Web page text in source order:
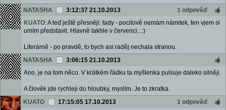
NATASHA
3:12:37 21.10.2013
1 odpověď
KUATO: A teď ještě přesněji: tady - pocitově nemám námitek, ten vjem si
umím představit. Hlavně takhle v červenci...:)
Literárně - po pravdě, to bych asi raděj nechala stranou.
NATASHA
3:06:15 21.10.2013
Ano, je na tom něco. V krátkém řádku ta myšlenka pulsuje daleko silněji.
A člověk jde rychleji do hloubky, myslím. Je to zkratka.
KUATO
17:15:05 17.10.2013
1 odpověď